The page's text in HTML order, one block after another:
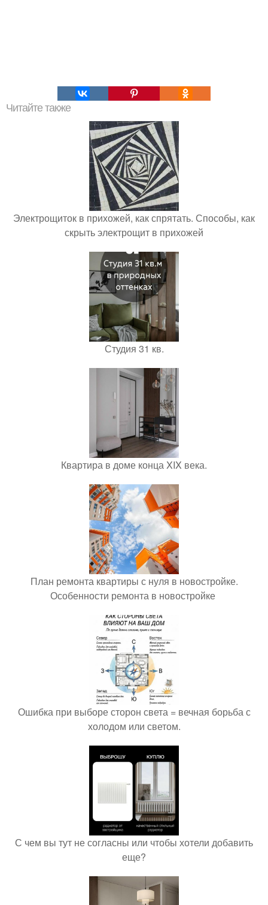
Читайте также
Электрощиток в прихожей, как спрятать. Способы, как
скрыть электрощит в прихожей
Студия 31 кв.
Квартира в доме конца XIX века.
План ремонта квартиры с нуля в новостройке.
Особенности ремонта в новостройке
Ошибка при выборе сторон света = вечная борьба с
холодом или светом.
С чем вы тут не согласны или чтобы хотели добавить
еще?